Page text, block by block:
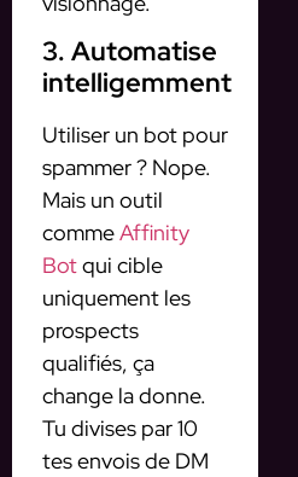
3. Automatise
intelligemment
Utiliser un bot pour
spammer ? Nope.
Mais un outil
commeAffinity
Botqui cible
uniquement les
prospects
qualifiés, ça
change la donne.
Tu divises par 10
tes envois de DM